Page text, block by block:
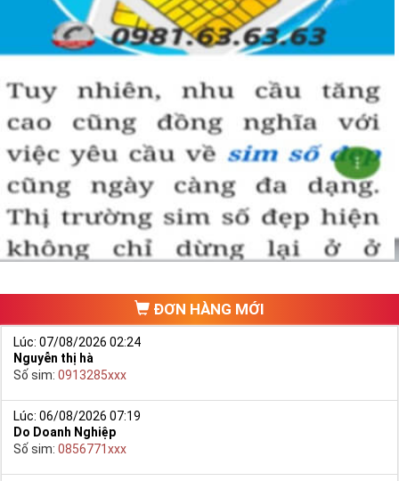
ĐƠN HÀNG MỚI
Lúc: 07/08/2026 02:24
Nguyễn thị hà
Số sim: 0913285xxx
Lúc: 06/08/2026 07:19
Do Doanh Nghiệp
Số sim: 0856771xxx